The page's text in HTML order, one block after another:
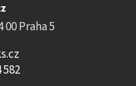
00 Praha 5
582